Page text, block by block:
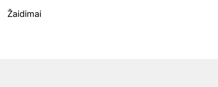
Žaidimai